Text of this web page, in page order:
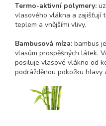
Termo-aktivní polymery:
vlasového vlákna a zajišťují
teplem a vnějšími vlivy.
Bambusová míza: bambus
vlasům prospěšných látek.
posiluje vlasové vlákno od
podrážděnou pokožku hlavy